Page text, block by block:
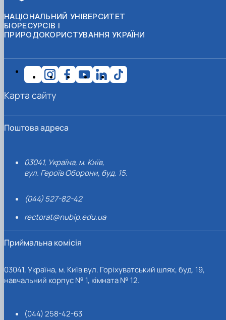
НАЦІОНАЛЬНИЙ УНІВЕРСИТЕТ
БІОРЕСУРСІВ І
ПРИРОДОКОРИСТУВАННЯ УКРАЇНИ
Поштова адреса
03041, Україна, м. Київ,
вул. Героїв Оборони, буд. 15.
(044) 527-82-42
rectorat@nubip.edu.ua
Приймальна комісія
03041, Україна, м. Київ вул. Горіхуватський шлях, буд. 19,
навчальний корпус № 1, кімната № 12.
(044) 258-42-63
Карта сайту